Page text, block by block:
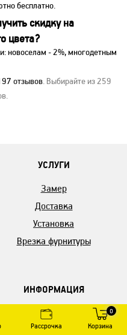
Рассрочка
0
Корзина
бесплатно.
скидку на
цвета?
новоселам - 2%, многодетным
отзывов. Выбирайте из 259
УСЛУГИ
Замер
Доставка
Установка
Врезка фурнитуры
ИНФОРМАЦИЯ
Акции
Новости